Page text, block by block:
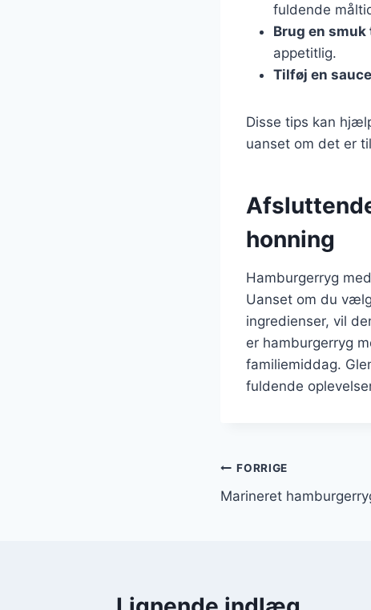
fuldende
Brug en
appetitlig.
Tilføj en sauce
Disse tips kan
uanset om det er
honning
Hamburgerryg
Uanset om du
ingredienser, vil
er hamburgerryg
familiemiddag.
fuldende
FORRIGE
Marineret